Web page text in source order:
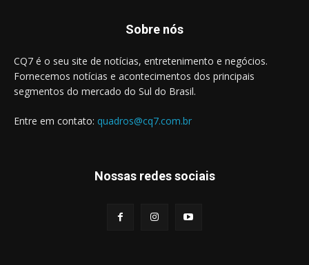
Sobre nós
CQ7 é o seu site de notícias, entretenimento e negócios.
Fornecemos notícias e acontecimentos dos principais
segmentos do mercado do Sul do Brasil.
Entre em contato: quadros@cq7.com.br
Nossas redes sociais